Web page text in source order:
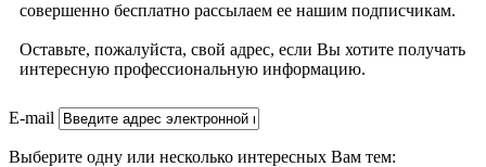
совершенно бесплатно рассылаем ее нашим подписчикам.
Оставьте, пожалуйста, свой адрес, если Вы хотите получать
интересную профессиональную информацию.
E-mail
Выберите одну или несколько интересных Вам тем: